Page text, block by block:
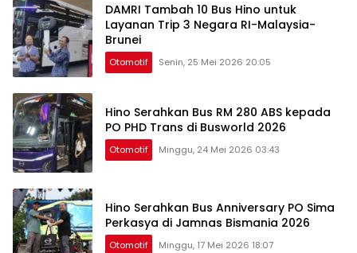
DAMRI Tambah 10 Bus Hino untuk
Layanan Trip 3 Negara RI-Malaysia-
Brunei
Otomotif Senin, 25 Mei 2026 20:05
Hino Serahkan Bus RM 280 ABS kepada
PO PHD Trans di Busworld 2026
Otomotif Minggu, 24 Mei 2026 03:43
Hino Serahkan Bus Anniversary PO Sima
Perkasya di Jamnas Bismania 2026
Otomotif Minggu, 17 Mei 2026 18:07